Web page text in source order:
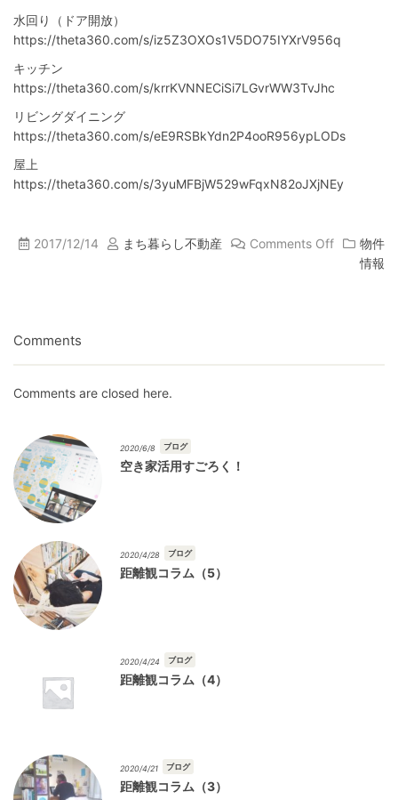
水回り（ドア開放）
https://theta360.com/s/iz5Z3OXOs1V5DO75IYXrV956q
キッチン
https://theta360.com/s/krrKVNNECiSi7LGvrWW3TvJhc
リビングダイニング
https://theta360.com/s/eE9RSBkYdn2P4ooR956ypLODs
屋上
https://theta360.com/s/3yuMFBjW529wFqxN82oJXjNEy
2017/12/14 まち暮らし不動産 Comments Off
物件
情報
Comments
Comments are closed here.
2020/6/8 ブログ
空き家活用すごろく！
2020/4/28 ブログ
距離観コラム（5）
2020/4/24 ブログ
距離観コラム（4）
2020/4/21 ブログ
距離観コラム（3）